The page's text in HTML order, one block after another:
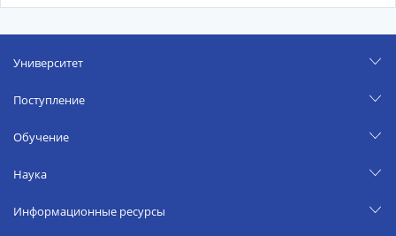
Университет
Поступление
Обучение
Наука
Информационные ресурсы